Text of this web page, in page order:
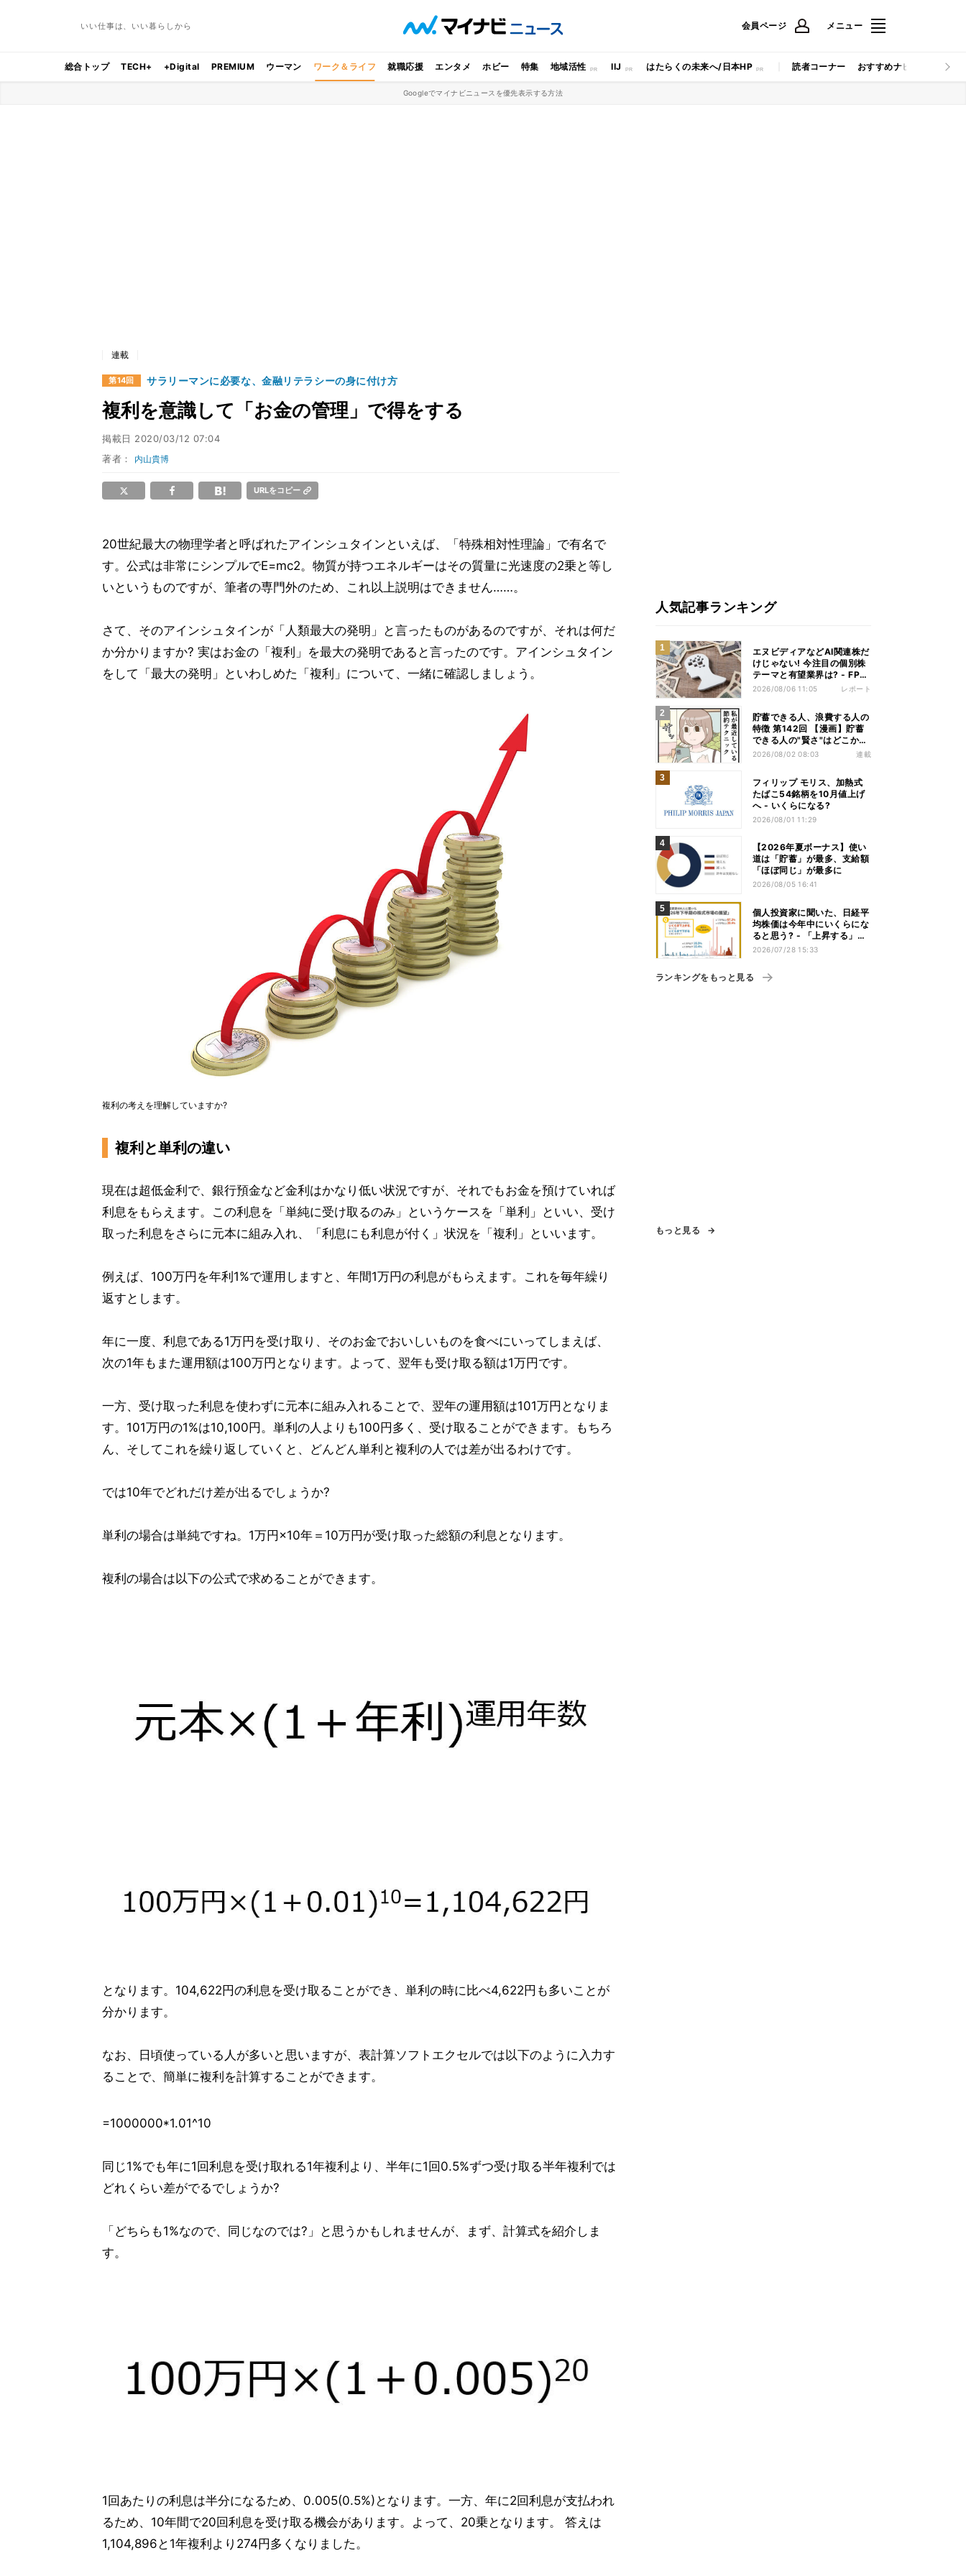
いい仕事は、いい暮らしから 会員ページ メニュー
総合トップ TECH+ +Digital PREMIUM ウーマン ワーク＆ライフ 就職応援 エンタメ ホビー 特集 地域活性 IIJ はたらくの未来へ/日本HP 読者コーナー おすすめナビ マイナビ
Googleでマイナビニュースを優先表示する方法
連載
第14回 サラリーマンに必要な、金融リテラシーの身に付け方
複利を意識して「お金の管理」で得をする
掲載日 2020/03/12 07:04
著者： 内山貴博
URLをコピー
20世紀最大の物理学者と呼ばれたアインシュタインといえば、「特殊相対性理論」で有名で
す。公式は非常にシンプルでE=mc2。物質が持つエネルギーはその質量に光速度の2乗と等し
いというものですが、筆者の専門外のため、これ以上説明はできません……。
さて、そのアインシュタインが「人類最大の発明」と言ったものがあるのですが、それは何だ
か分かりますか? 実はお金の「複利」を最大の発明であると言ったのです。アインシュタイン
をして「最大の発明」といわしめた「複利」について、一緒に確認しましょう。
複利の考えを理解していますか?
複利と単利の違い
現在は超低金利で、銀行預金など金利はかなり低い状況ですが、それでもお金を預けていれば
利息をもらえます。この利息を「単純に受け取るのみ」というケースを「単利」といい、受け
取った利息をさらに元本に組み入れ、「利息にも利息が付く」状況を「複利」といいます。
例えば、100万円を年利1%で運用しますと、年間1万円の利息がもらえます。これを毎年繰り
返すとします。
年に一度、利息である1万円を受け取り、そのお金でおいしいものを食べにいってしまえば、
次の1年もまた運用額は100万円となります。よって、翌年も受け取る額は1万円です。
一方、受け取った利息を使わずに元本に組み入れることで、翌年の運用額は101万円となりま
す。101万円の1%は10,100円。単利の人よりも100円多く、受け取ることができます。もちろ
ん、そしてこれを繰り返していくと、どんどん単利と複利の人では差が出るわけです。
では10年でどれだけ差が出るでしょうか?
単利の場合は単純ですね。1万円×10年＝10万円が受け取った総額の利息となります。
複利の場合は以下の公式で求めることができます。
となります。104,622円の利息を受け取ることができ、単利の時に比べ4,622円も多いことが
分かります。
なお、日頃使っている人が多いと思いますが、表計算ソフトエクセルでは以下のように入力す
ることで、簡単に複利を計算することができます。
=1000000*1.01^10
同じ1%でも年に1回利息を受け取れる1年複利より、半年に1回0.5%ずつ受け取る半年複利では
どれくらい差がでるでしょうか?
「どちらも1%なので、同じなのでは?」と思うかもしれませんが、まず、計算式を紹介しま
す。
1回あたりの利息は半分になるため、0.005(0.5%)となります。一方、年に2回利息が支払われ
るため、10年間で20回利息を受け取る機会があります。よって、20乗となります。 答えは
1,104,896と1年複利より274円多くなりました。
人気記事ランキング
エヌビディアなどAI関連株だ
けじゃない! 今注目の個別株
テーマと有望業界は? - FP解
説
2026/08/06 11:05 レポート
貯蓄できる人、浪費する人の
特徴 第142回 【漫画】貯蓄
できる人の"賢さ"はどこか
ら? スーパーでの意外な習慣
2026/08/02 08:03 連載
フィリップ モリス、加熱式
たばこ54銘柄を10月値上げ
へ - いくらになる?
2026/08/01 11:29
【2026年夏ボーナス】使い
道は「貯蓄」が最多、支給額
「ほぼ同じ」が最多に
2026/08/05 16:41
個人投資家に聞いた、日経平
均株価は今年中にいくらにな
ると思う? - 「上昇する」は
7割、最多予想は
2026/07/28 15:33
ランキングをもっと見る
もっと見る